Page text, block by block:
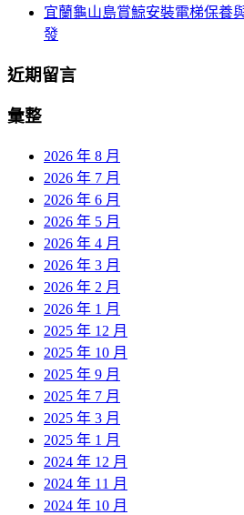
宜蘭龜山島賞鯨安裝電梯保養
發
近期留言
彙整
2026 年 8 月
2026 年 7 月
2026 年 6 月
2026 年 5 月
2026 年 4 月
2026 年 3 月
2026 年 2 月
2026 年 1 月
2025 年 12 月
2025 年 10 月
2025 年 9 月
2025 年 7 月
2025 年 3 月
2025 年 1 月
2024 年 12 月
2024 年 11 月
2024 年 10 月